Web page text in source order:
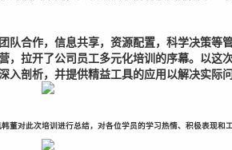
队合作，信息共享，资源配置，科学决策等
，拉开了公司员工多元化培训的序幕。以
入剖析，并提供精益工具的应用以解决实际
董对此次培训进行总结，对各位学员的学习热情、积极表现